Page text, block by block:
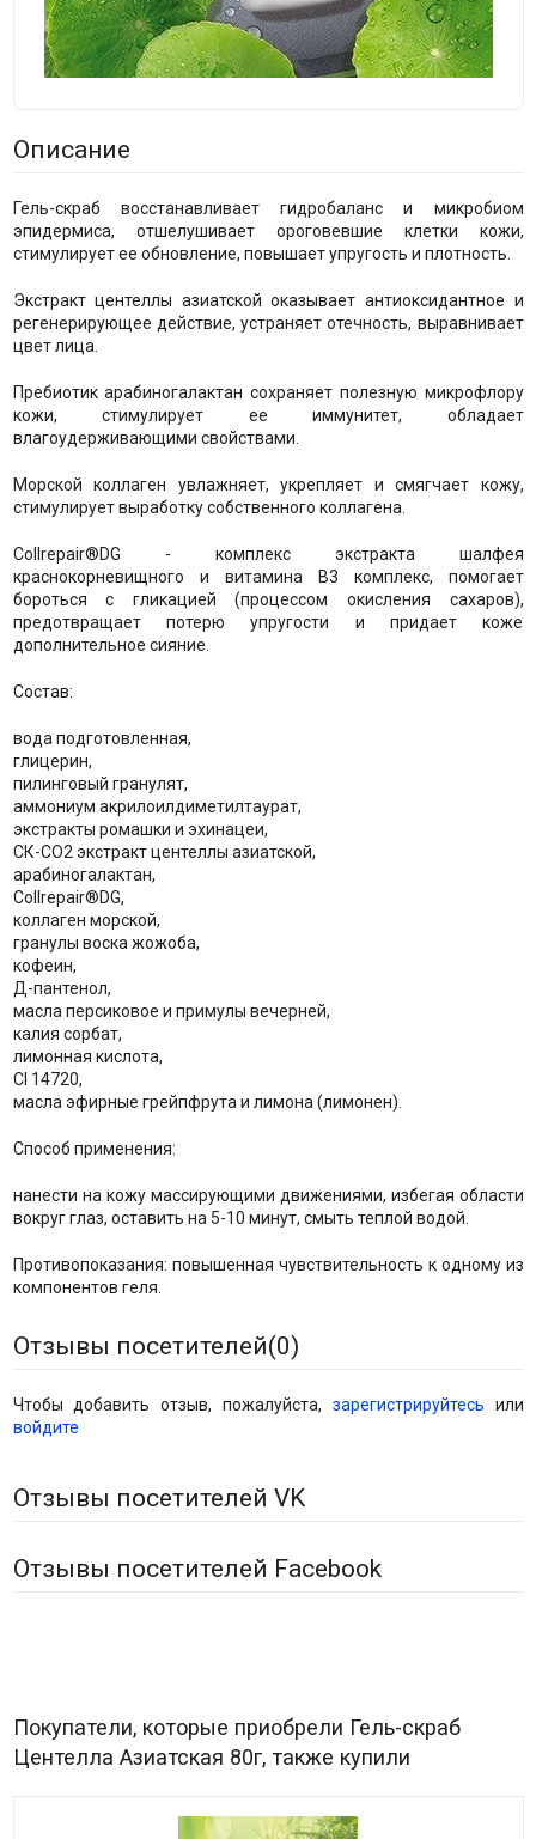
Описание
Гель-скраб восстанавливает гидробаланс и микробиом
эпидермиса, отшелушивает ороговевшие клетки кожи,
стимулирует ее обновление, повышает упругость и плотность.
Экстракт центеллы азиатской оказывает антиоксидантное и
регенерирующее действие, устраняет отечность, выравнивает
цвет лица.
Пребиотик арабиногалактан сохраняет полезную микрофлору
кожи, стимулирует ее иммунитет, обладает
влагоудерживающими свойствами.
Морской коллаген увлажняет, укрепляет и смягчает кожу,
стимулирует выработку собственного коллагена.
Collrepair®DG - комплекс экстракта шалфея
краснокорневищного и витамина B3 комплекс, помогает
бороться с гликацией (процессом окисления сахаров),
предотвращает потерю упругости и придает коже
дополнительное сияние.
Состав:
вода подготовленная,
глицерин,
пилинговый гранулят,
аммониум акрилоилдиметилтаурат,
экстракты ромашки и эхинацеи,
СК-СО2 экстракт центеллы азиатской,
арабиногалактан,
Collrepair®DG,
коллаген морской,
гранулы воска жожоба,
кофеин,
Д-пантенол,
масла персиковое и примулы вечерней,
калия сорбат,
лимонная кислота,
CI 14720,
масла эфирные грейпфрута и лимона (лимонен).
Способ применения:
нанести на кожу массирующими движениями, избегая области
вокруг глаз, оставить на 5-10 минут, смыть теплой водой.
Противопоказания: повышенная чувствительность к одному из
компонентов геля.
Отзывы посетителей(0)
Чтобы добавить отзыв, пожалуйста, зарегистрируйтесь или
войдите
Отзывы посетителей VK
Отзывы посетителей Facebook
Покупатели, которые приобрели Гель-скраб
Центелла Азиатская 80г, также купили